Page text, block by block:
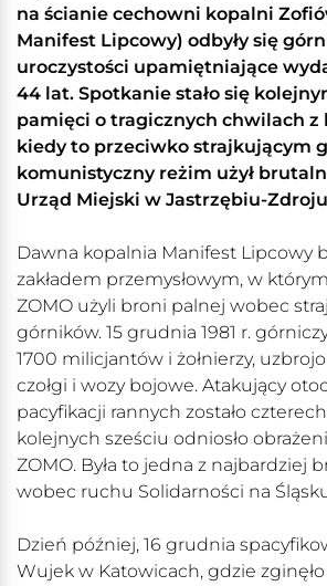
na ścianie cechowni kopalni
Manifest Lipcowy) odbyły się
uroczystości upamiętniające
44 lat. Spotkanie stało się
pamięci o tragicznych chwilach z
kiedy to przeciwko strajkującym
komunistyczny reżim użył
Urząd Miejski w Jastrzębiu-
Dawna kopalnia Manifest Lipcowy
zakładem przemysłowym, w
ZOMO użyli broni palnej wobec
górników. 15 grudnia 1981 r.
1700 milicjantów i żołnierzy,
czołgi i wozy bojowe. Atakujący
pacyfikacji rannych zostało
kolejnych sześciu odniosło
ZOMO. Była to jedna z najbardziej
wobec ruchu Solidarności na
Dzień później, 16 grudnia
Wujek w Katowicach, gdzie